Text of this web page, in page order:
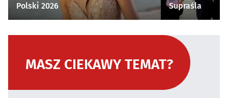
Polski 2026
Supraśla
MASZ CIEKAWY TEMAT?